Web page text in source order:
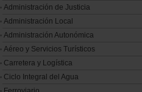
Administración de Justicia
Administración Local
Administración Autonómica
Aéreo y Servicios Turísticos
Carretera y Logística
Ciclo Integral del Agua